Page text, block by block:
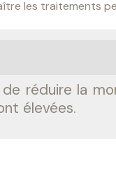
les traitements
réduire la
élevées.